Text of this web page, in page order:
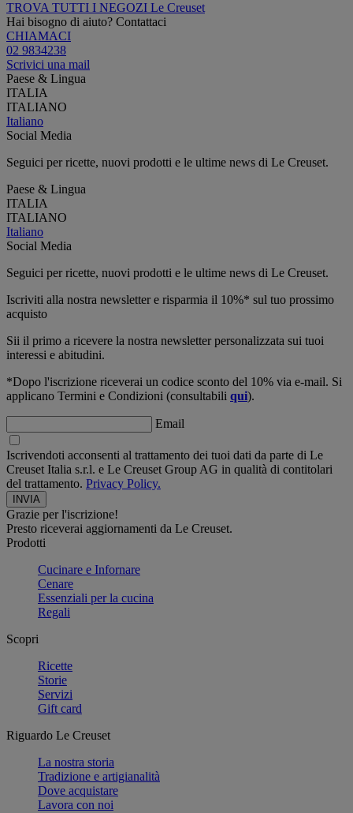
TROVA TUTTI I NEGOZI Le Creuset
Hai bisogno di aiuto? Contattaci
CHIAMACI
02 9834238
Scrivici una mail
Paese & Lingua
ITALIA
ITALIANO
Italiano
Social Media
Seguici per ricette, nuovi prodotti e le ultime news di Le Creuset.
Paese & Lingua
ITALIA
ITALIANO
Italiano
Social Media
Seguici per ricette, nuovi prodotti e le ultime news di Le Creuset.
Iscriviti alla nostra newsletter e risparmia il 10%* sul tuo prossimo
acquisto
Sii il primo a ricevere la nostra newsletter personalizzata sui tuoi
interessi e abitudini.
*Dopo l'iscrizione riceverai un codice sconto del 10% via e-mail. Si
applicano Termini e Condizioni (consultabili qui).
Email
Iscrivendoti acconsenti al trattamento dei tuoi dati da parte di Le
Creuset Italia s.r.l. e Le Creuset Group AG in qualità di contitolari
del trattamento. Privacy Policy.
Grazie per l'iscrizione!
Presto riceverai aggiornamenti da Le Creuset.
Prodotti
Cucinare e Infornare
Cenare
Essenziali per la cucina
Regali
Scopri
Ricette
Storie
Servizi
Gift card
Riguardo Le Creuset
La nostra storia
Tradizione e artigianalità
Dove acquistare
Lavora con noi